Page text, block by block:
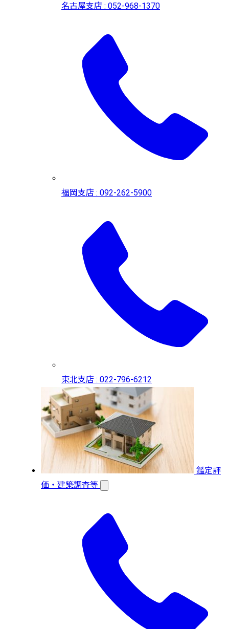
名古屋支店 : 052-968-1370
福岡支店 : 092-262-5900
東北支店 : 022-796-6212
鑑定評
価・建築調査等